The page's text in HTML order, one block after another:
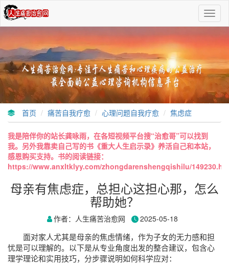
导
航
切
首页 痛苦自我疗愈 心理问题自我疗愈 焦虑症
我是陪伴你的站长龚咏雨，在各短视频平台搜“治愈哥”可以找到
我。另外我靠卖自己写的书《重大人生启示录》养活自己和本站，
感恩购买支持。书的阅读链接：
https://www.anxltklyy.com/zhongdarenshengqishilu/
母亲有焦虑症，总担心这担心那，怎么
帮助她？
作者：人生痛苦治愈网 2025-05-18
面对家人尤其是母亲的焦虑情绪，作为子女的无力感和担
忧是可以理解的。以下是从专业角度出发的整合建议，包含心
理学理论和实用技巧，分步骤说明如何科学应对：